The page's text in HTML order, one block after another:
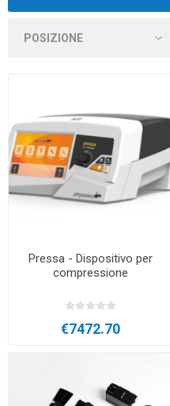
Pressa - Dispositivo per
compressione
€7472.70